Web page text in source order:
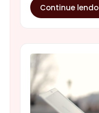
Continue lendo